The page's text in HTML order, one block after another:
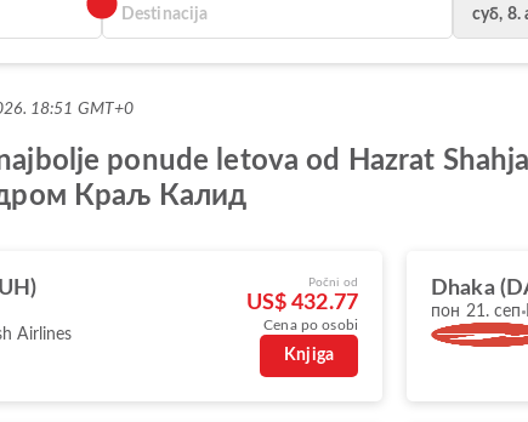
суб, 8.
18:51 GMT+0
ponude letova od Hazrat
Краљ Калид
Airlines
Počni od
US$ 432.77
Cena po osobi
Knjiga
Dhaka
пон 21. сеп